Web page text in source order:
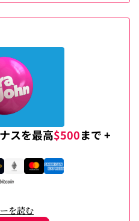
スを最高$500まで +
を読む